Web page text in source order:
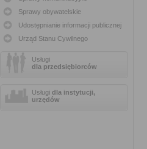
Sprawy obywatelskie
Udostępnianie informacji publicznej
Urząd Stanu Cywilnego
Usługi
dla przedsiębiorców
Usługi dla instytucji,
urzędów